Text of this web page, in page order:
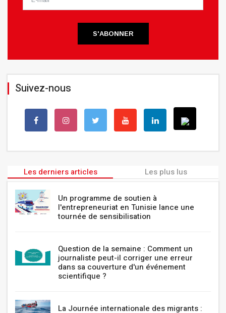
S'ABONNER
Suivez-nous
Les derniers articles Les plus lus
Un programme de soutien à
l'entrepreneuriat en Tunisie lance une
tournée de sensibilisation
Question de la semaine : Comment un
journaliste peut-il corriger une erreur
dans sa couverture d'un événement
scientifique ?
La Journée internationale des migrants :